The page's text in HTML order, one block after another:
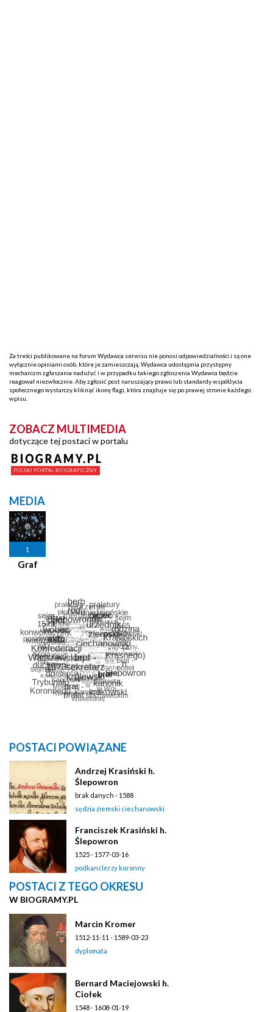
Za treści publikowane na forum Wydawca serwisu nie ponosi odpowiedzialności i są one
wyłącznie opiniami osób, które je zamieszczają. Wydawca udostępnia przystępny
mechanizm zgłaszania nadużyć i w przypadku takiego zgłoszenia Wydawca będzie
reagował niezwłocznie. Aby zgłosić post naruszający prawo lub standardy współżycia
społecznego wystarczy kliknąć ikonę flagi, która znajduje się po prawej stronie każdego
wpisu.
ZOBACZ MULTIMEDIA
dotyczące tej postaci w portalu
MEDIA
1
Graf
POSTACI POWIĄZANE
Andrzej Krasiński h.
Ślepowron
brak danych - 1588
sędzia ziemski ciechanowski
Franciszek Krasiński h.
Ślepowron
1525 - 1577-03-16
podkanclerzy koronny
POSTACI Z TEGO OKRESU
W BIOGRAMY.PL
Marcin Kromer
1512-11-11 - 1589-03-23
dyplomata
Bernard Maciejowski h.
Ciołek
1548 - 1608-01-19